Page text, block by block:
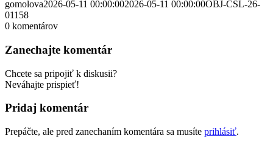
gomolova2026-05-11 00:00:002026-05-11 00:00:00OBJ-CSL-26-
01158
0 komentárov
Zanechajte komentár
Chcete sa pripojiť k diskusii?
Neváhajte prispieť!
Pridaj komentár
Prepáčte, ale pred zanechaním komentára sa musíte prihlásiť.